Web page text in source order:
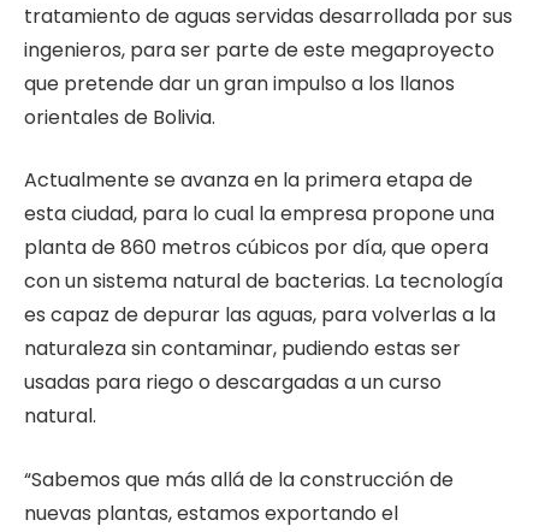
tratamiento de aguas servidas desarrollada por sus
ingenieros, para ser parte de este megaproyecto
que pretende dar un gran impulso a los llanos
orientales de Bolivia.
Actualmente se avanza en la primera etapa de
esta ciudad, para lo cual la empresa propone una
planta de 860 metros cúbicos por día, que opera
con un sistema natural de bacterias. La tecnología
es capaz de depurar las aguas, para volverlas a la
naturaleza sin contaminar, pudiendo estas ser
usadas para riego o descargadas a un curso
natural.
“Sabemos que más allá de la construcción de
nuevas plantas, estamos exportando el